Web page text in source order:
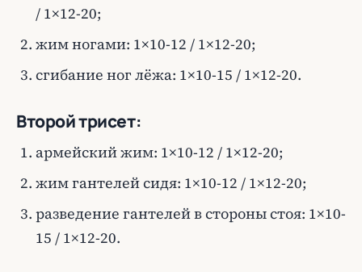
/ 1×12-20;
жим ногами: 1×10-12 / 1×12-20;
сгибание ног лёжа: 1×10-15 / 1×12-20.
Второй трисет:
армейский жим: 1×10-12 / 1×12-20;
жим гантелей сидя: 1×10-12 / 1×12-20;
разведение гантелей в стороны стоя: 1×10-
15 / 1×12-20.